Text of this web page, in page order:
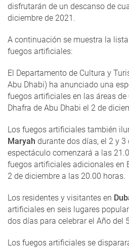
disfrutarán de un descanso de
diciembre de 2021.
A continuación se muestra la
fuegos artificiales:
El Departamento de Cultura y
Abu Dhabi) ha anunciado una
fuegos artificiales en las áreas de
Dhafra de Abu Dhabi el 2 de
Los fuegos artificiales también
Maryah durante dos días, el 2 y 3
espectáculo comenzará a las
fuegos artificiales adicionales en
2 de diciembre a las 20.00 horas.
Los residentes y visitantes en
artificiales en seis lugares
dos días para celebrar el Año del
Los fuegos artificiales se